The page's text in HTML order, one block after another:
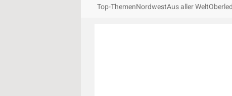
Top-ThemenNordwestAus aller Welt